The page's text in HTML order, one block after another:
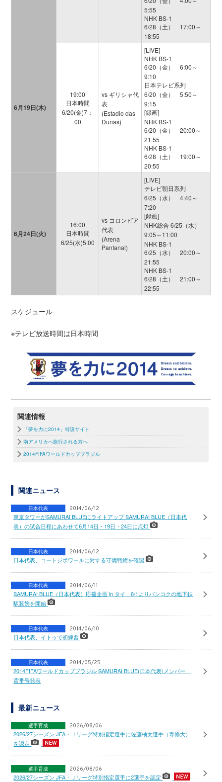
5:55
NHK BS-1
6/28（土） 17:00～
18:55
6月19日(木)
19:00
日本時間
6/20(金)7：
00
vs ギリシャ代
表
(Estadio das
Dunas)
[LIVE]
NHK BS-1
6/20（金） 6:00～
9:10
日本テレビ系列
6/20（金） 5:50～
9:15
[録画]
NHK BS-1
6/20（金） 20:00～
21:55
NHK BS-1
6/28（土） 19:00～
20:55
6月24日(火)
16:00
日本時間
6/25(水)5:00
vs コロンビア
代表
(Arena
Pantanal)
[LIVE]
テレビ朝日系列
6/25（水） 4:40～
7:20
[録画]
NHK総合 6/25（水）
9:05～11:00
NHK BS-1
6/25（水） 20:00～
21:55
NHK BS-1
6/28（土） 21:00～
22:55
スケジュール
※テレビ放送時間は日本時間
関連情報
「夢を力に2014」特設サイト
南アメリカへ旅行される方へ
2014FIFAワールドカップブラジル
関連ニュース
日本代表 2014/06/12
東京タワーがSAMURAI BLUEにライトアップ SAMURAI BLUE（日本代
表）の試合日程にあわせて6月14日・19日・24日に点灯
日本代表 2014/06/12
日本代表、コートジボワールに対する守備戦術を確認
日本代表 2014/06/11
SAMURAI BLUE（日本代表）応援企画 in タイ 6/1よりバンコクの地下鉄
駅装飾を開始
日本代表 2014/06/10
日本代表、イトゥで初練習
日本代表 2014/05/25
2014FIFAワールドカップブラジル SAMURAI BLUE(日本代表)メンバー
背番号発表
最新ニュース
選手育成 2026/08/06
2026/27シーズン JFA・Ｊリーグ特別指定選手に佐藤柚太選手（専修大）
を認定
選手育成 2026/08/06
2026/27シーズン JFA・Ｊリーグ特別指定選手に2選手を認定